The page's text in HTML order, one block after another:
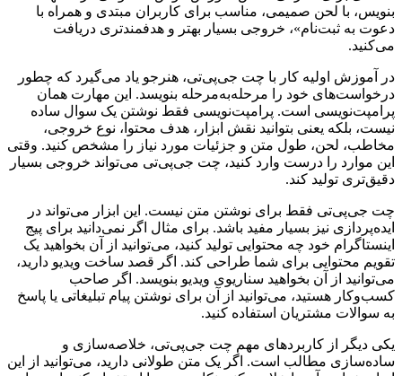
بنویس، با لحن صمیمی، مناسب برای کاربران مبتدی و همراه با
دعوت به ثبت‌نام»، خروجی بسیار بهتر و هدفمندتری دریافت
می‌کنید.
در آموزش اولیه کار با چت جی‌پی‌تی، هنرجو یاد می‌گیرد که چطور
درخواست‌های خود را مرحله‌به‌مرحله بنویسد. این مهارت همان
پرامپت‌نویسی است. پرامپت‌نویسی فقط نوشتن یک سوال ساده
نیست، بلکه یعنی بتوانید نقش ابزار، هدف محتوا، نوع خروجی،
مخاطب، لحن، طول متن و جزئیات مورد نیاز را مشخص کنید. وقتی
این موارد را درست وارد کنید، چت جی‌پی‌تی می‌تواند خروجی بسیار
دقیق‌تری تولید کند.
چت جی‌پی‌تی فقط برای نوشتن متن نیست. این ابزار می‌تواند در
ایده‌پردازی نیز بسیار مفید باشد. برای مثال اگر نمی‌دانید برای پیج
اینستاگرام خود چه محتوایی تولید کنید، می‌توانید از آن بخواهید یک
تقویم محتوایی برای شما طراحی کند. اگر قصد ساخت ویدیو دارید،
می‌توانید از آن بخواهید سناریوی ویدیو بنویسد. اگر صاحب
کسب‌وکار هستید، می‌توانید از آن برای نوشتن پیام تبلیغاتی یا پاسخ
به سوالات مشتریان استفاده کنید.
یکی دیگر از کاربردهای مهم چت جی‌پی‌تی، خلاصه‌سازی و
ساده‌سازی مطالب است. اگر یک متن طولانی دارید، می‌توانید از این